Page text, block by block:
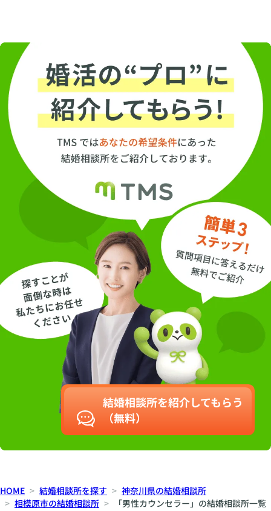
結婚相談所を紹介してもらう
（無料）
HOME 結婚相談所を探す
神奈川県の結婚相談所
相模原市の結婚相談所
「男性カウンセラー」の結婚相談所一覧